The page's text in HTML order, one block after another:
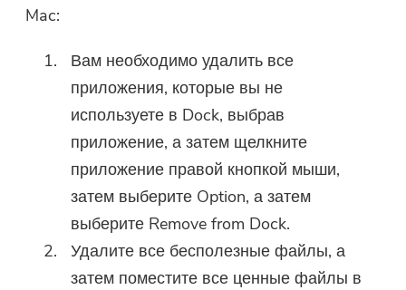
Mac:
Вам необходимо удалить все
приложения, которые вы не
используете в Dock, выбрав
приложение, а затем щелкните
приложение правой кнопкой мыши,
затем выберите Option, а затем
выберите Remove from Dock.
Удалите все бесполезные файлы, а
затем поместите все ценные файлы в